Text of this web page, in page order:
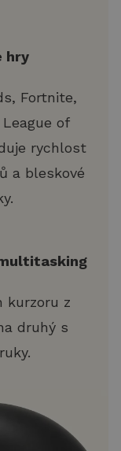
hry
Fortnite,
of
rychlost
a bleskové
kurzoru z
druhý s